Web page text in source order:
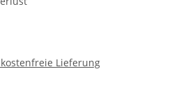
Lieferung